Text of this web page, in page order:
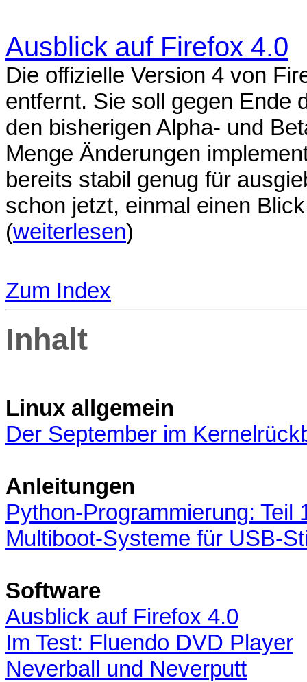
Ausblick auf Firefox 4.0
Die offizielle Version 4 von
entfernt. Sie soll gegen Ende
den bisherigen Alpha- und
Menge Änderungen
bereits stabil genug für
schon jetzt, einmal einen
(weiterlesen)
Zum Index
Inhalt
Linux allgemein
Der September im
Anleitungen
Python-Programmierung: Teil
Multiboot-Systeme für USB-
Software
Ausblick auf Firefox 4.0
Im Test: Fluendo DVD Player
Neverball und Neverputt